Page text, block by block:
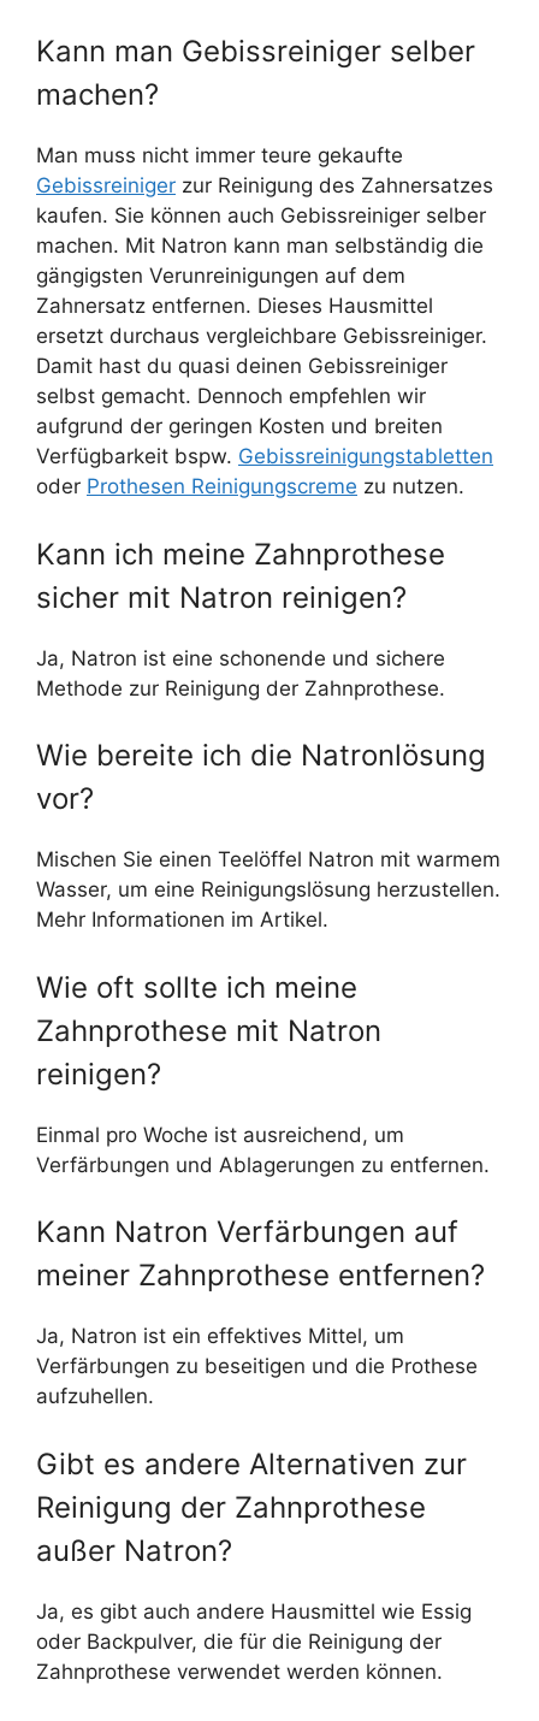
Kann man Gebissreiniger selber
machen?
Man muss nicht immer teure gekaufte
Gebissreiniger zur Reinigung des Zahnersatzes
kaufen. Sie können auch Gebissreiniger selber
machen. Mit Natron kann man selbständig die
gängigsten Verunreinigungen auf dem
Zahnersatz entfernen. Dieses Hausmittel
ersetzt durchaus vergleichbare Gebissreiniger.
Damit hast du quasi deinen Gebissreiniger
selbst gemacht. Dennoch empfehlen wir
aufgrund der geringen Kosten und breiten
Verfügbarkeit bspw. Gebissreinigungstabletten
oder Prothesen Reinigungscreme zu nutzen.
Kann ich meine Zahnprothese
sicher mit Natron reinigen?
Ja, Natron ist eine schonende und sichere
Methode zur Reinigung der Zahnprothese.
Wie bereite ich die Natronlösung
vor?
Mischen Sie einen Teelöffel Natron mit warmem
Wasser, um eine Reinigungslösung herzustellen.
Mehr Informationen im Artikel.
Wie oft sollte ich meine
Zahnprothese mit Natron
reinigen?
Einmal pro Woche ist ausreichend, um
Verfärbungen und Ablagerungen zu entfernen.
Kann Natron Verfärbungen auf
meiner Zahnprothese entfernen?
Ja, Natron ist ein effektives Mittel, um
Verfärbungen zu beseitigen und die Prothese
aufzuhellen.
Gibt es andere Alternativen zur
Reinigung der Zahnprothese
außer Natron?
Ja, es gibt auch andere Hausmittel wie Essig
oder Backpulver, die für die Reinigung der
Zahnprothese verwendet werden können.